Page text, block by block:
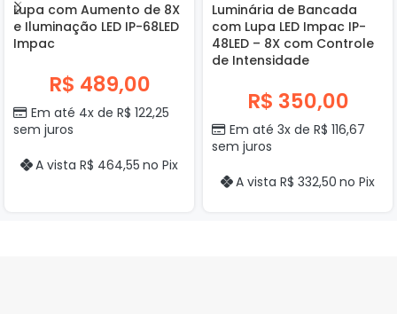
Lupa com Aumento de 8X
e Iluminação LED IP-68LED
Impac
R$ 489,00
Em até 4x de R$ 122,25
sem juros
A vista R$ 464,55 no Pix
Luminária de Bancada
com Lupa LED Impac IP-
48LED – 8X com Controle
de Intensidade
R$ 350,00
Em até 3x de R$ 116,67
sem juros
A vista R$ 332,50 no Pix